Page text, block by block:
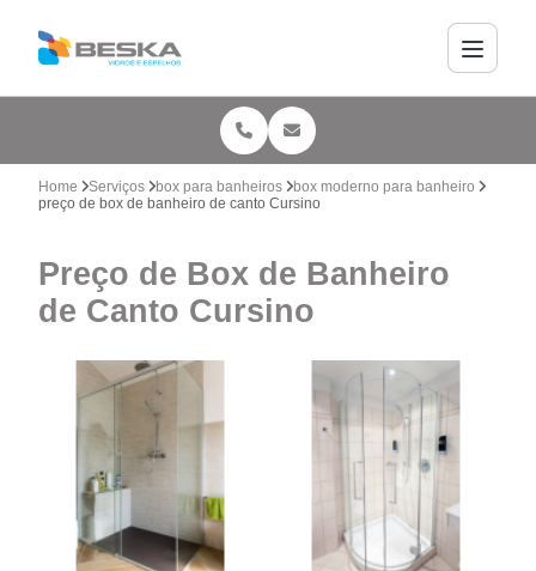
Home Serviços box para banheiros
box moderno para banheiro
preço de box de banheiro de canto Cursino
Preço de Box de Banheiro
de Canto Cursino